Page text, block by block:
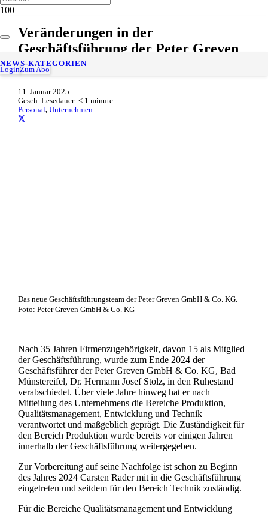
LoginZum Abo
NEWS-KATEGORIEN
Veränderungen in der
Geschäftsführung der Peter Greven
GmbH & Co. KG
11. Januar 2025
Gesch. Lesedauer: < 1 minute
Personal, Unternehmen
Das neue Geschäftsführungsteam der Peter Greven GmbH & Co. KG.
Foto: Peter Greven GmbH & Co. KG
Nach 35 Jahren Firmenzugehörigkeit, davon 15 als Mitglied
der Geschäftsführung, wurde zum Ende 2024 der
Geschäftsführer der Peter Greven GmbH & Co. KG, Bad
Münstereifel, Dr. Hermann Josef Stolz, in den Ruhestand
verabschiedet. Über viele Jahre hinweg hat er nach
Mitteilung des Unternehmens die Bereiche Produktion,
Qualitätsmanagement, Entwicklung und Technik
verantwortet und maßgeblich geprägt. Die Zuständigkeit für
den Bereich Produktion wurde bereits vor einigen Jahren
innerhalb der Geschäftsführung weitergegeben.
Zur Vorbereitung auf seine Nachfolge ist schon zu Beginn
des Jahres 2024 Carsten Rader mit in die Geschäftsführung
eingetreten und seitdem für den Bereich Technik zuständig.
Für die Bereiche Qualitätsmanagement und Entwicklung